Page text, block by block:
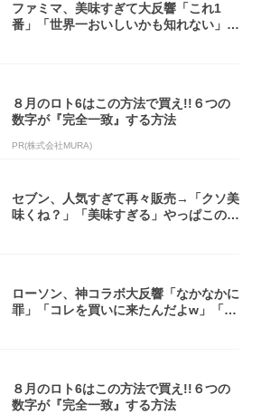
ファミマ、美味すぎて大反響「これ1
番」「世界一おいしいかも知れない」
８月のロト6はこの方法で買え!!６つの
数字が『完全一致』する方法
PR(株式会社MURA)
セブン、人気すぎて再々販売→「クソ美
味くね？」「美味すぎる」やっぱこのク
ローソン、神コラボ大反響「なかなかに
罪」「コレを買いに来たんだよw」「３
８月のロト6はこの方法で買え!!６つの
数字が『完全一致』する方法